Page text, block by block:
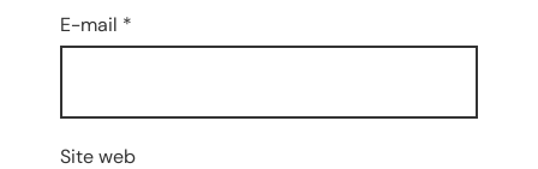
E-mail *
Site web